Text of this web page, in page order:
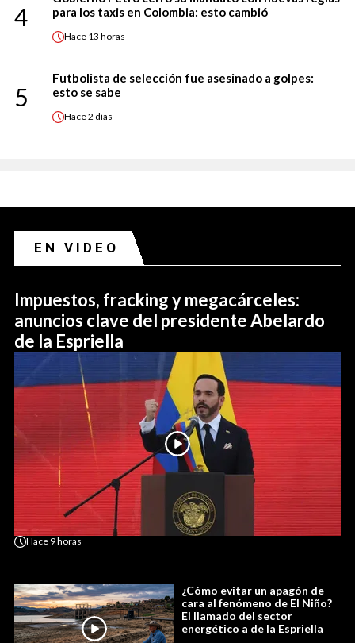
4
para los taxis en Colombia: esto cambió
Hace 13 horas
5
Futbolista de selección fue asesinado a golpes:
esto se sabe
Hace2 días
EN VIDEO
Impuestos, fracking y megacárceles:
anuncios clave del presidente Abelardo
de la Espriella
Hace 9 horas
¿Cómo evitar un apagón de
cara al fenómeno de El Niño?
El llamado del sector
energético a de la Espriella